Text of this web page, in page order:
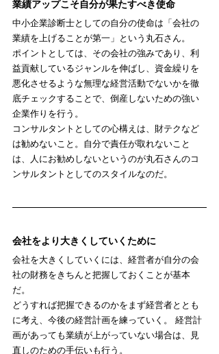
業績アップこそ自分が果たすべき使命
中小企業診断士としての自分の使命は「会社の
業績を上げることが第一」という丸石さん。
ポイントとしては、その会社の強みであり、利
益貢献しているジャンルを伸ばし、資金繰りを
悪化させるような無理な経営活動でないかを徹
底チェックすることで、倒産しないための強い
企業作りを行う。
コンサルタントとしての心構えは、財テクなど
は勧めないこと。自分で責任が取れないこと
は、人にお勧めしないというのが丸石さんのコ
ンサルタントとしてのスタイルなのだ。
会社をより大きくしていくために
会社を大きくしていくには、経営者が自分の会
社の財務をきちんと把握しておくことが基本
だ。
どうすれば把握できるのかをまず経営者ととも
に考え、今後の経営計画を練っていく。 経営計
画があっても業績が上がっていない場合は、見
直しのための手伝いも行う。